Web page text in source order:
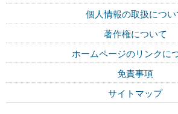
個人情報の取扱につい
著作権について
ホームページのリンクに
免責事項
サイトマップ